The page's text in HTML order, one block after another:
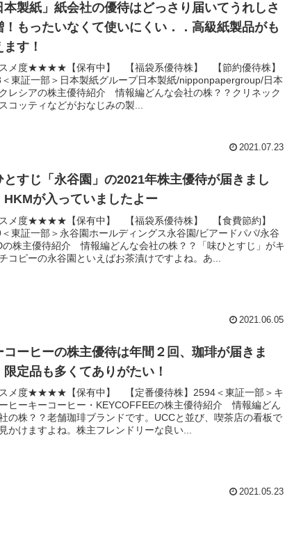
本製紙」紙会社の優待はどっさり届いてうれしさ
！もったいなくて使いにくい．．高級紙製品がも
ます！
メ度★★★★【保有中】 【福袋系優待株】 【節約優待株】
東証一部＞日本製紙グループ日本製紙/nipponpapergroup/日本
レシアの株主優待紹介 情報編どんな会社の株？？クリネック
コッティなどがおなじみの製...
2021.07.23
とすじ「永谷園」の2021年株主優待が届きまし
HKMが入っていましたよー
メ度★★★★【保有中】 【福袋系優待株】 【食費節約】
東証一部＞永谷園ホールディングス永谷園/ビアードパパ/永谷
の株主優待紹介 情報編どんな会社の株？？「味ひとすじ」がキ
コピーの永谷園といえばお茶漬けですよね。あ...
2021.06.05
コーヒーの株主優待は年間２回、珈琲が届きま
限定品も多くてありがたい！
メ度★★★★【保有中】 【定番優待株】2594＜東証一部＞キ
ヒーキーコーヒー・KEYCOFFEEの株主優待紹介 情報編どん
の株？？老舗珈琲ブランドです。UCCと並び、喫茶店の看板で
かけますよね。株主フレンドリーな良い...
2021.05.23